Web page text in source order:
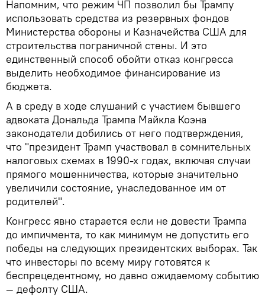
Напомним, что режим ЧП позволил бы Трампу
использовать средства из резервных фондов
Министерства обороны и Казначейства США для
строительства пограничной стены. И это
единственный способ обойти отказ конгресса
выделить необходимое финансирование из
бюджета.
А в среду в ходе слушаний с участием бывшего
адвоката Дональда Трампа Майкла Коэна
законодатели добились от него подтверждения,
что "президент Трамп участвовал в сомнительных
налоговых схемах в 1990-х годах, включая случаи
прямого мошенничества, которые значительно
увеличили состояние, унаследованное им от
родителей".
Конгресс явно старается если не довести Трампа
до импичмента, то как минимум не допустить его
победы на следующих президентских выборах. Так
что инвесторы по всему миру готовятся к
беспрецедентному, но давно ожидаемому событию
— дефолту США.